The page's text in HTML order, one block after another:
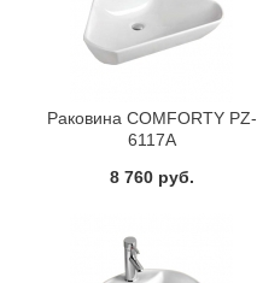
Раковина COMFORTY PZ-
6117A
8 760 руб.